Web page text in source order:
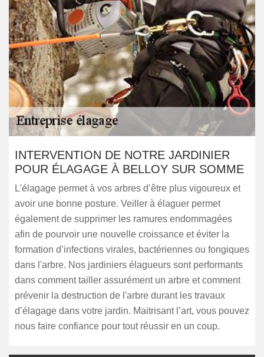
INTERVENTION DE NOTRE JARDINIER
POUR ÉLAGAGE À BELLOY SUR SOMME
L'élagage permet à vos arbres d’être plus vigoureux et
avoir une bonne posture. Veiller à élaguer permet
également de supprimer les ramures endommagées
afin de pourvoir une nouvelle croissance et éviter la
formation d’infections virales, bactériennes ou fongiques
dans l'arbre. Nos jardiniers élagueurs sont performants
dans comment tailler assurément un arbre et comment
prévenir la destruction de l'arbre durant les travaux
d’élagage dans votre jardin. Maitrisant l’art, vous pouvez
nous faire confiance pour tout réussir en un coup.